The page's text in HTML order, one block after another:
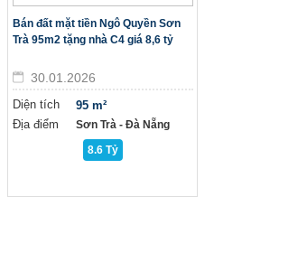
Bán đất mặt tiền Ngô Quyền Sơn
Trà 95m2 tặng nhà C4 giá 8,6 tỷ
30.01.2026
Diện tích
Địa điểm
95 m²
Sơn Trà - Đà Nẵng
8.6 Tỷ